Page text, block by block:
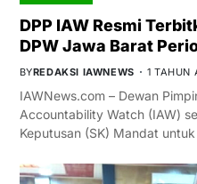
DPP IAW Resmi
DPW Jawa Barat
BYREDAKSI IAWNEWS 1 TAHUN
IAWNews.com – Dewan
Accountability Watch (IAW)
Keputusan (SK) Mandat